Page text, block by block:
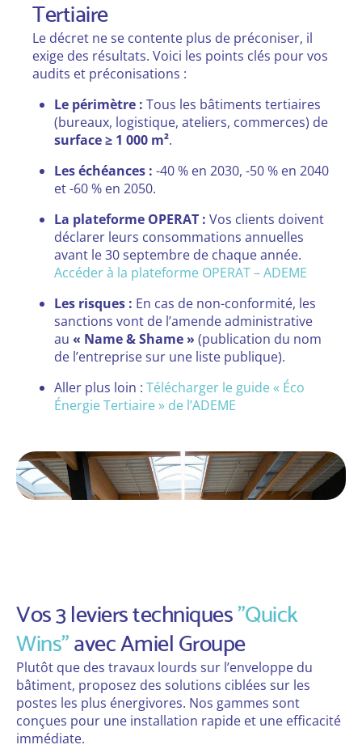
Tertiaire
Le décret ne se contente plus de préconiser, il
exige des résultats. Voici les points clés pour vos
audits et préconisations :
Le périmètre : Tous les bâtiments tertiaires
(bureaux, logistique, ateliers, commerces) de
surface ≥ 1 000 m².
Les échéances : -40 % en 2030, -50 % en 2040
et -60 % en 2050.
La plateforme OPERAT : Vos clients doivent
déclarer leurs consommations annuelles
avant le 30 septembre de chaque année.
Accéder à la plateforme OPERAT – ADEME
Les risques : En cas de non-conformité, les
sanctions vont de l’amende administrative
au« Name & Shame » (publication du nom
de l’entreprise sur une liste publique).
Aller plus loin :Télécharger le guide « Éco
Énergie Tertiaire » de l’ADEME
Vos 3 leviers techniques"Quick
Wins" avec Amiel Groupe
Plutôt que des travaux lourds sur l’enveloppe du
bâtiment, proposez des solutions ciblées sur les
postes les plus énergivores. Nos gammes sont
conçues pour une installation rapide et une efficacité
immédiate.